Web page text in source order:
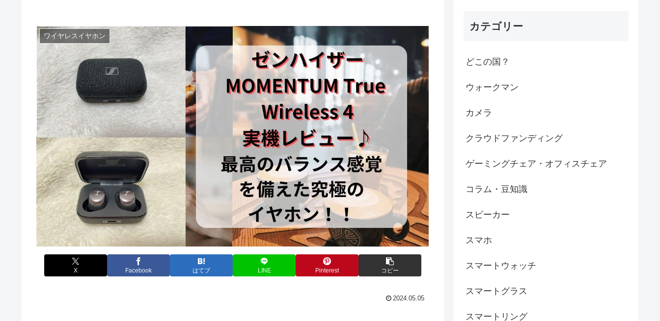
ワイヤレスイヤホン
X Facebook はてブ LINE Pinterest コピー
2024.05.05
カテゴリー
どこの国？
ウォークマン
カメラ
クラウドファンディング
ゲーミングチェア・オフィスチェア
コラム・豆知識
スピーカー
スマホ
スマートウォッチ
スマートグラス
スマートリング